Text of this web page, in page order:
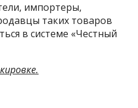
импортеры,
таких товаров
в системе «Честный